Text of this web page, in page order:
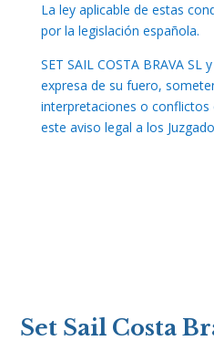
La ley aplicable de estas
por la legislación española.
SET SAIL COSTA BRAVA
expresa de su fuero,
interpretaciones o conflictos
este aviso legal a los
Set Sail Costa